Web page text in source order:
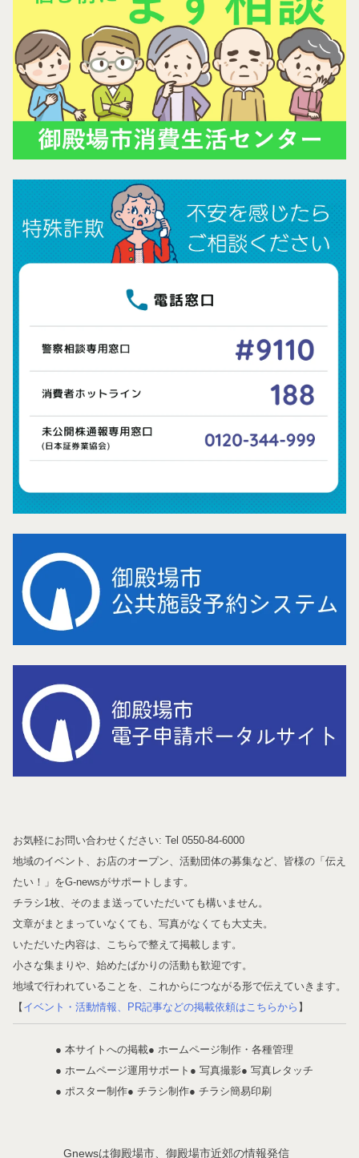
お気軽にお問い合わせください: Tel 0550-84-6000
地域のイベント、お店のオープン、活動団体の募集など、皆様の「伝え
たい！」をG-newsがサポートします。
チラシ1枚、そのまま送っていただいても構いません。
文章がまとまっていなくても、写真がなくても大丈夫。
いただいた内容は、こちらで整えて掲載します。
小さな集まりや、始めたばかりの活動も歓迎です。
地域で行われていることを、これからにつながる形で伝えていきます。
【 イベント・活動情報、PR記事などの掲載依頼はこちらから 】
● 本サイトへの掲載● ホームページ制作・各種管理
● ホームページ運用サポート ● 写真撮影● 写真レタッチ
● ポスター制作● チラシ制作● チラシ簡易印刷
Gnewsは御殿場市、御殿場市近郊の情報発信